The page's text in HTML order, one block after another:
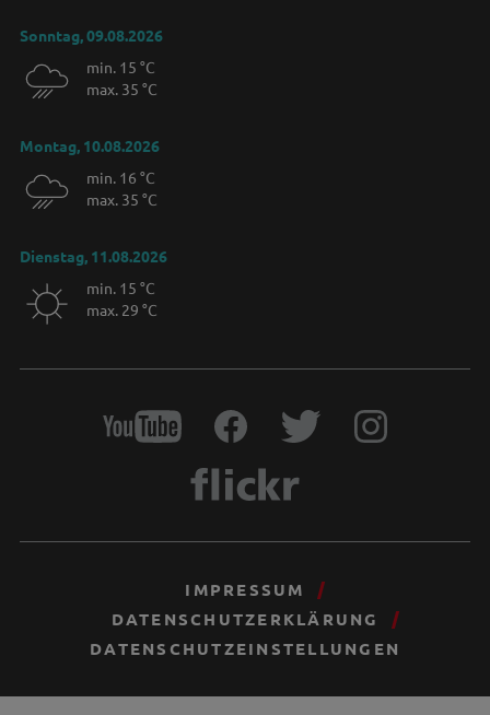
Sonntag, 09.08.2026
min. 15 °C
max. 35 °C
Montag, 10.08.2026
min. 16 °C
max. 35 °C
Dienstag, 11.08.2026
min. 15 °C
max. 29 °C
IMPRESSUM
DATENSCHUTZERKLÄRUNG
DATENSCHUTZEINSTELLUNGEN